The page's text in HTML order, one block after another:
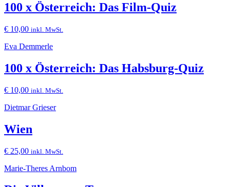
100 x Österreich: Das Film-Quiz
€ 10,00 inkl. MwSt.
Eva Demmerle
100 x Österreich: Das Habsburg-Quiz
€ 10,00 inkl. MwSt.
Dietmar Grieser
Wien
€ 25,00 inkl. MwSt.
Marie-Theres Arnbom